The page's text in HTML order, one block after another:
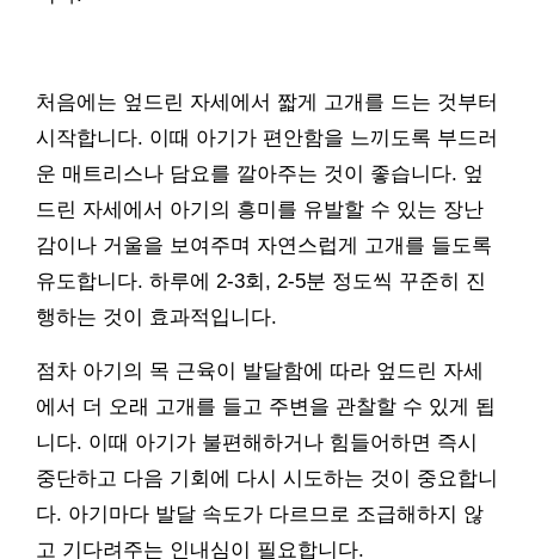
처음에는 엎드린 자세에서 짧게 고개를 드는 것부터
시작합니다. 이때 아기가 편안함을 느끼도록 부드러
운 매트리스나 담요를 깔아주는 것이 좋습니다. 엎
드린 자세에서 아기의 흥미를 유발할 수 있는 장난
감이나 거울을 보여주며 자연스럽게 고개를 들도록
유도합니다. 하루에 2-3회, 2-5분 정도씩 꾸준히 진
행하는 것이 효과적입니다.
점차 아기의 목 근육이 발달함에 따라 엎드린 자세
에서 더 오래 고개를 들고 주변을 관찰할 수 있게 됩
니다. 이때 아기가 불편해하거나 힘들어하면 즉시
중단하고 다음 기회에 다시 시도하는 것이 중요합니
다. 아기마다 발달 속도가 다르므로 조급해하지 않
고 기다려주는 인내심이 필요합니다.